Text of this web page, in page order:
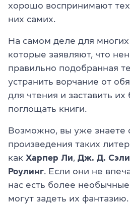
хорошо воспринимают
них самих.
На самом деле для многих
которые заявляют, что
правильно подобранная
устранить ворчание от
для чтения и заставить их
поглощать книги.
Возможно, вы уже знаете
произведения таких
как Харпер Ли Дж. Д.
Роулинг . Если они не
нас есть более
могут задеть их фантазию.